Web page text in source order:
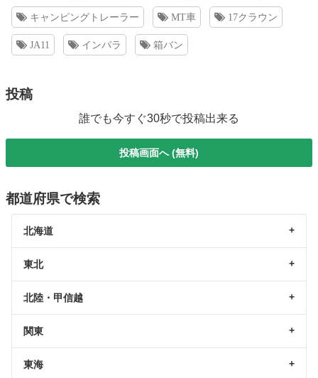
キャンピングトレーラー MT車 17クラウン
JA11 インパラ 箱バン
投稿
誰でも今すぐ30秒で投稿出来る
投稿画面へ (無料)
都道府県で検索
北海道
東北
北陸・甲信越
関東
東海